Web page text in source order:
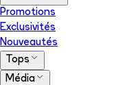
Promotions
Exclusivités
Nouveautés
Tops
Média